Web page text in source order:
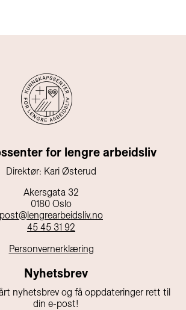
for lengre arbeidsliv
Direktør: Kari Østerud
Akersgata 32
0180 Oslo
post@lengrearbeidsliv.no
45 45 31 92
Personvernerklæring
Nyhetsbrev
nyhetsbrev og få oppdateringer rett til
din e-post!